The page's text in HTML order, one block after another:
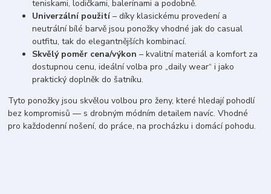
teniskami, lodičkami, balerínami a podobně.
Univerzální použití– díky klasickému provedení a
neutrální bílé barvě jsou ponožky vhodné jak do casual
outfitu, tak do elegantnějších kombinací.
Skvělý poměr cena/výkon – kvalitní materiál a komfort za
dostupnou cenu, ideální volba pro „daily wear“ i jako
praktický doplněk do šatníku.
Tyto ponožky jsou skvělou volbou pro ženy, které hledají pohodlí
bez kompromisů — s drobným módním detailem navíc. Vhodné
pro každodenní nošení, do práce, na procházku i domácí pohodu.